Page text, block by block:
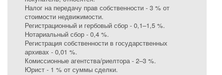
Налог на передачу прав собственности - 3 % от
стоимости недвижимости.
Регистрационный и гербовый сбор - 0,1–1,5 %.
Нотариальный сбор - 0,4 %.
Регистрация собственности в государственных
архивах - 0,01 %.
Комиссионные агентства/риелтора - 2–3 %.
Юрист - 1 % от суммы сделки.